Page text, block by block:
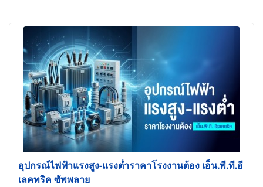
อุปกรณ์ไฟฟ้าแรงสูง-แรงต่ำราคาโรงงานต้อง เอ็น.พี.ที.อี
เลคทริค ซัพพลาย